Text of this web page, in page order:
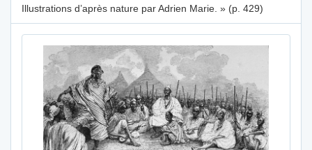
Illustrations d’après nature par Adrien Marie. » (p. 429)